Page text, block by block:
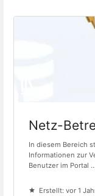
Netz-
In diesem Bereich
Informationen zur
Benutzer im Portal ...
Erstellt: vor 1